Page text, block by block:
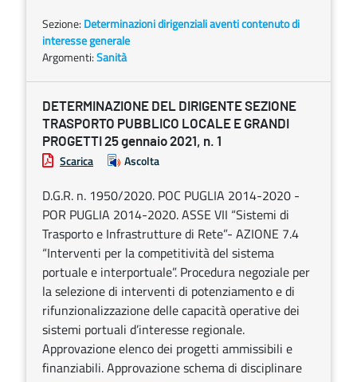
Sezione: Determinazioni dirigenziali aventi contenuto di
interesse generale
Argomenti:Sanità
DETERMINAZIONE DEL DIRIGENTE SEZIONE
TRASPORTO PUBBLICO LOCALE E GRANDI
PROGETTI 25 gennaio 2021, n. 1
Scarica Ascolta
D.G.R. n. 1950/2020. POC PUGLIA 2014-2020 -
POR PUGLIA 2014-2020. ASSE VII “Sistemi di
Trasporto e Infrastrutture di Rete”- AZIONE 7.4
“Interventi per la competitività del sistema
portuale e interportuale”. Procedura negoziale per
la selezione di interventi di potenziamento e di
rifunzionalizzazione delle capacità operative dei
sistemi portuali d’interesse regionale.
Approvazione elenco dei progetti ammissibili e
finanziabili. Approvazione schema di disciplinare